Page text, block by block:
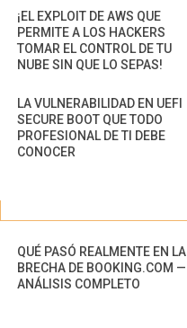
¡EL EXPLOIT DE AWS QUE
PERMITE A LOS HACKERS
TOMAR EL CONTROL DE TU
NUBE SIN QUE LO SEPAS!
LA VULNERABILIDAD EN UEFI
SECURE BOOT QUE TODO
PROFESIONAL DE TI DEBE
CONOCER
QUÉ PASÓ REALMENTE EN LA
BRECHA DE BOOKING.COM —
ANÁLISIS COMPLETO